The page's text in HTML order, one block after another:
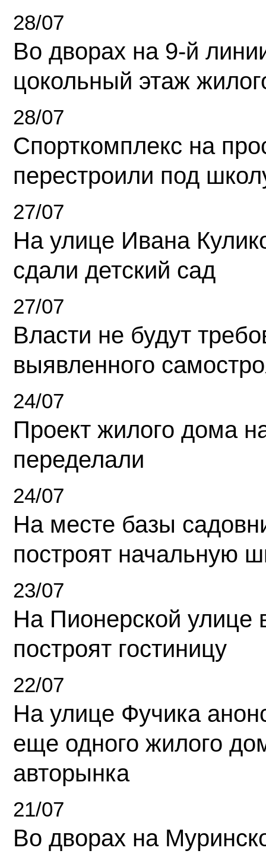
28/07
Во дворах на 9-й
цокольный этаж
28/07
Спорткомплекс на
перестроили под
27/07
На улице Ивана
сдали детский сад
27/07
Власти не будут
выявленного
24/07
Проект жилого дома
переделали
24/07
На месте базы
построят начальную
23/07
На Пионерской улице
построят гостиницу
22/07
На улице Фучика
еще одного жилого
авторынка
21/07
Во дворах на